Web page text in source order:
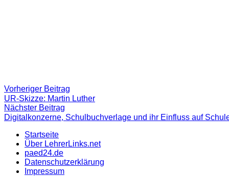
Beitragsnavigation
Vorheriger Beitrag
Beitrag:
UR-Skizze: Martin Luther
Nächster Beitrag
Beitrag
Digitalkonzerne, Schulbuchverlage und ihr Einfluss auf
Startseite
Über LehrerLinks.net
paed24.de
Datenschutzerklärung
Impressum